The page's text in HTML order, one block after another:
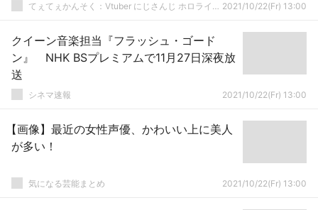
てぇてぇかんそく：Vtuber にじさんじ ホロライブまとめ 2021/10/22(Fr) 13:00
クイーン音楽担当『フラッシュ・ゴード
ン』 NHK BSプレミアムで11月27日深夜放
送
シネマ速報 2021/10/22(Fr) 13:00
【画像】最近の女性声優、かわいい上に美人
が多い！
気になる芸能まとめ 2021/10/22(Fr) 13:00